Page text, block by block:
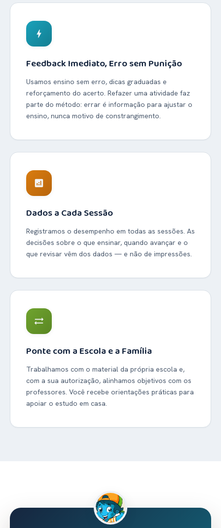
bolt
Feedback Imediato, Erro sem Punição
Usamos ensino sem erro, dicas graduadas e
reforçamento do acerto. Refazer uma atividade faz
parte do método: errar é informação para ajustar o
ensino, nunca motivo de constrangimento.
analytics
Dados a Cada Sessão
Registramos o desempenho em todas as sessões. As
decisões sobre o que ensinar, quando avançar e o
que revisar vêm dos dados — e não de impressões.
sync_alt
Ponte com a Escola e a Família
Trabalhamos com o material da própria escola e,
com a sua autorização, alinhamos objetivos com os
professores. Você recebe orientações práticas para
apoiar o estudo em casa.